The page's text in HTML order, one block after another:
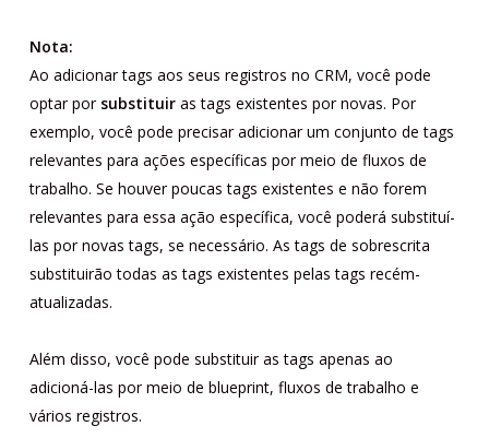
Nota:
Ao adicionar tags aos seus registros no CRM, você pode
optar por substituiras tags existentes por novas. Por
exemplo, você pode precisar adicionar um conjunto de tags
relevantes para ações específicas por meio de fluxos de
trabalho. Se houver poucas tags existentes e não forem
relevantes para essa ação específica, você poderá substituí-
las por novas tags, se necessário. As tags de sobrescrita
substituirão todas as tags existentes pelas tags recém-
atualizadas.
Além disso, você pode substituir as tags apenas ao
adicioná-las por meio de blueprint, fluxos de trabalho e
vários registros.